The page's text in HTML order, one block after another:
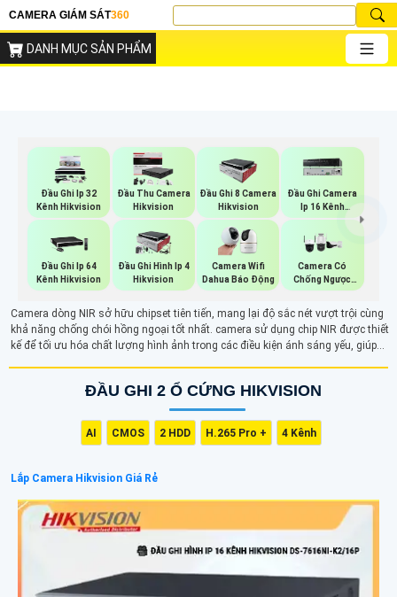
CAMERA GIÁM SÁT360
DANH MỤC SẢN PHẨM
Đầu Ghi Ip 32
Kênh Hikvision
Đầu Thu Camera
Hikvision
Đầu Ghi 8 Camera
Hikvision
Đầu Ghi Camera
Ip 16 Kênh
Hikvision
Đầu Ghi Ip 64
Kênh Hikvision
Đầu Ghi Hình Ip 4
Hikvision
Camera Wifi
Dahua Báo Động
Camera Có
Chống Ngược
Sáng
Camera dòng NIR sở hữu chipset tiên tiến, mang lại độ sắc nét vượt trội cùng
khả năng chống chói hồng ngoại tốt nhất. camera sử dụng chip NIR được thiết
kế để tối ưu hóa chất lượng hình ảnh trong các điều kiện ánh sáng yếu, giúp
ĐẦU GHI 2 Ổ CỨNG HIKVISION
AI CMOS 2 HDD H.265 Pro + 4 Kênh
Lắp Camera Hikvision Giá Rẻ